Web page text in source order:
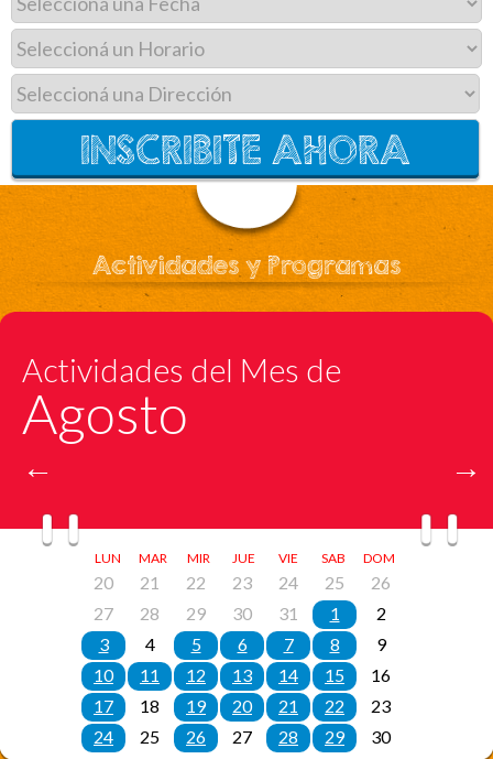
Actividades y Programas